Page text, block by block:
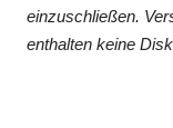
einzuschließen.
enthalten keine